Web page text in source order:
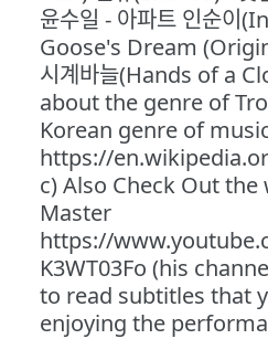
윤수일 - 아파트 인순이
Goose's Dream
시계바늘(Hands of a
about the genre of
Korean genre of
https://
c) Also Check Out
Master
https://
K3WT03Fo (his
to read subtitles that
enjoying the